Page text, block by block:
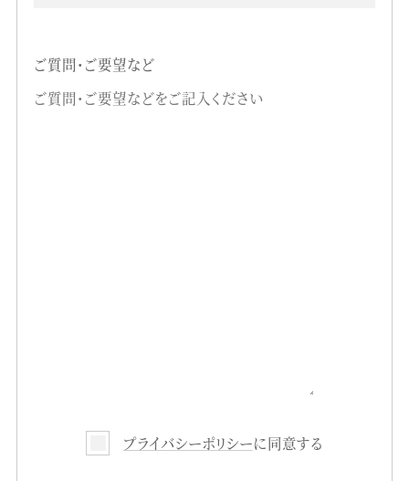
ご質問・ご要望など
プライバシーポリシーに同意する